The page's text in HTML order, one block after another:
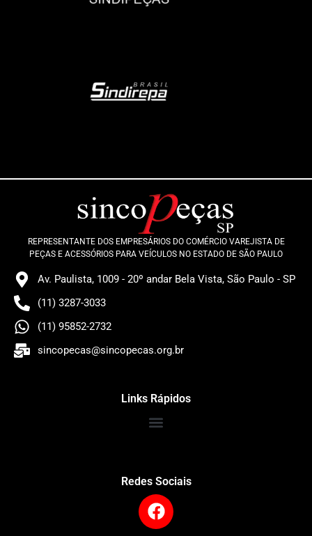
REPRESENTANTE DOS EMPRESÁRIOS DO COMÉRCIO VAREJISTA DE
PEÇAS E ACESSÓRIOS PARA VEÍCULOS NO ESTADO DE SÃO PAULO
Av. Paulista, 1009 - 20º andar Bela Vista, São Paulo - SP
(11) 3287-3033
(11) 95852-2732
sincopecas@sincopecas.org.br
Links Rápidos
Redes Sociais